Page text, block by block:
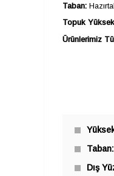
Taban:
Topuk
Ürünlerimiz
Taban
Dış